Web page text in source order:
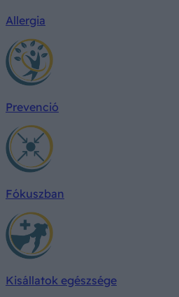
Allergia
Prevenció
Fókuszban
Kisállatok egészsége